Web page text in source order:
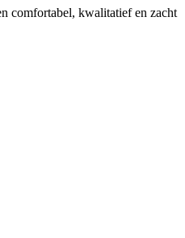
comfortabel, kwalitatief en zacht